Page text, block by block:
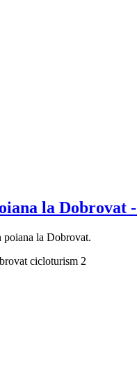
la Dobrovat
poiana la Dobrovat.